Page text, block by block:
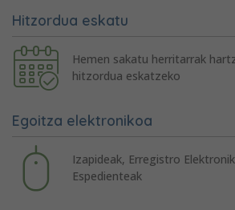
Hitzordua eskatu
Hemen sakatu herritarrak
hitzordua eskatzeko
Egoitza elektronikoa
Izapideak, Erregistro
Espedienteak